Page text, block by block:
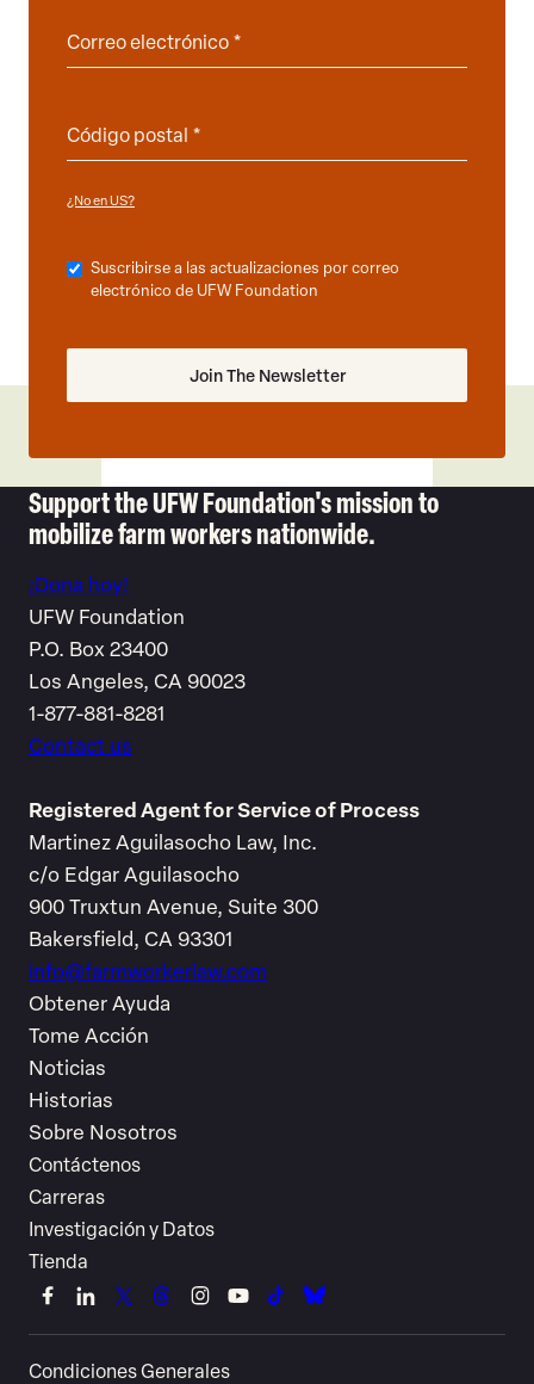
¿No enUS?
Suscribirse a las actualizaciones por correo
electrónico de UFW Foundation
Support the UFW Foundation's mission to
mobilize farm workers nationwide.
¡Dona hoy!
UFW Foundation
P.O. Box 23400
Los Angeles, CA 90023
1-877-881-8281
Contact us
Registered Agent for Service of Process
Martinez Aguilasocho Law, Inc.
c/o Edgar Aguilasocho
900 Truxtun Avenue, Suite 300
Bakersfield, CA 93301
info@farmworkerlaw.com
Obtener Ayuda
Tome Acción
Noticias
Historias
Sobre Nosotros
Contáctenos
Carreras
Investigación y Datos
Tienda
Link
to
Facebook
Link
to
LinkedIn
Link
to
X
Link
to
Threads
Link
to
Instagram
Link
to
Link
to
Link
to
Condiciones Generales